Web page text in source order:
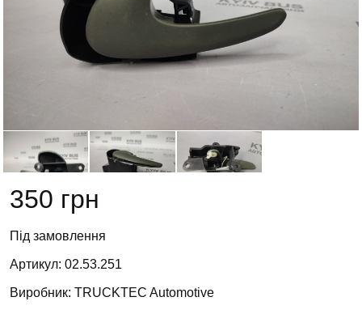
350 грн
Під замовлення
Артикул: 02.53.251
Виробник: TRUCKTEC Automotive